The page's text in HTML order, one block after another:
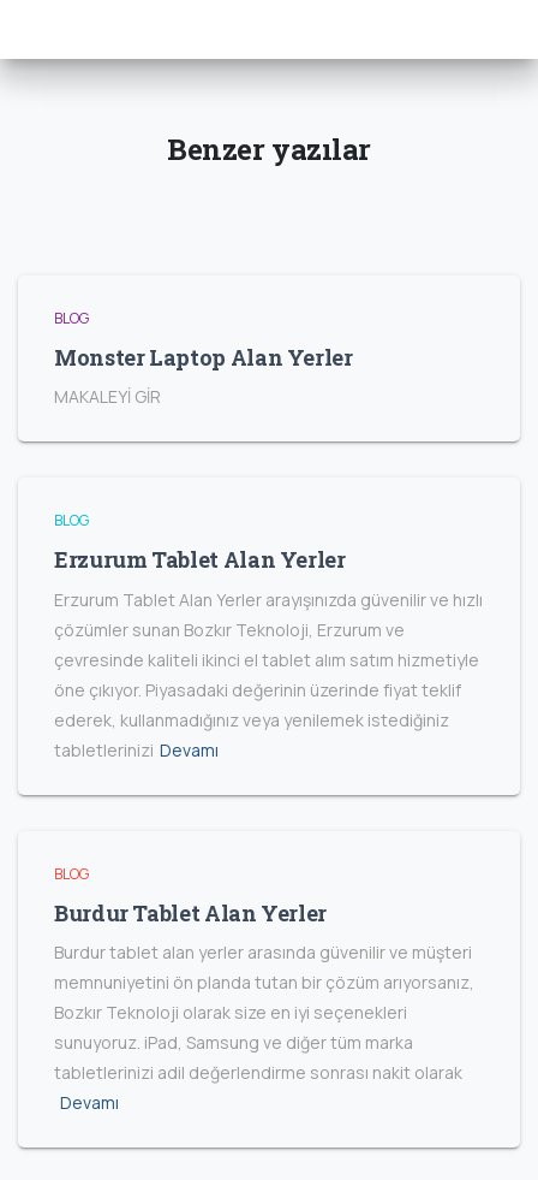
Benzer yazılar
BLOG
Monster Laptop Alan Yerler
MAKALEYİ GİR
BLOG
Erzurum Tablet Alan Yerler
Erzurum Tablet Alan Yerler arayışınızda güvenilir ve hızlı
çözümler sunan Bozkır Teknoloji, Erzurum ve
çevresinde kaliteli ikinci el tablet alım satım hizmetiyle
öne çıkıyor. Piyasadaki değerinin üzerinde fiyat teklif
ederek, kullanmadığınız veya yenilemek istediğiniz
tabletlerinizi Devamı
BLOG
Burdur Tablet Alan Yerler
Burdur tablet alan yerler arasında güvenilir ve müşteri
memnuniyetini ön planda tutan bir çözüm arıyorsanız,
Bozkır Teknoloji olarak size en iyi seçenekleri
sunuyoruz. iPad, Samsung ve diğer tüm marka
tabletlerinizi adil değerlendirme sonrası nakit olarak
Devamı